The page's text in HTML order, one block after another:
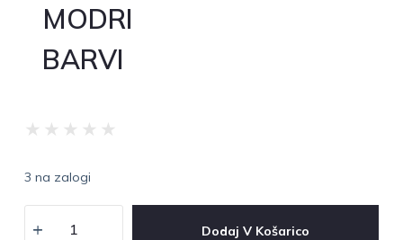
MODRI
BARVI
★ ★ ★ ★ ★
3 na zalogi
Dodaj V Košarico